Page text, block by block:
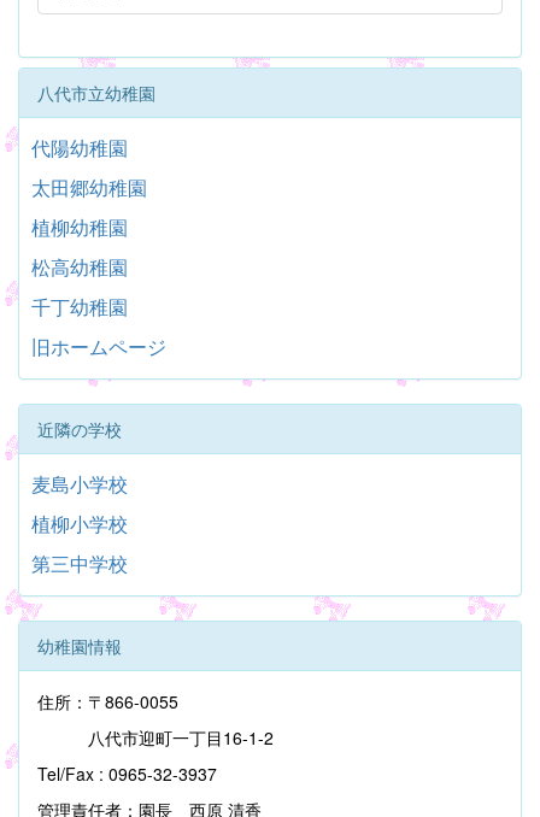
八代市立幼稚園
代陽幼稚園
太田郷幼稚園
植柳幼稚園
松高幼稚園
千丁幼稚園
旧ホームページ
近隣の学校
麦島小学校
植柳小学校
第三中学校
幼稚園情報
住所：〒866-0055
八代市迎町一丁目16-1-2
Tel/Fax : 0965-32-3937
管理責任者：園長 西原 清香